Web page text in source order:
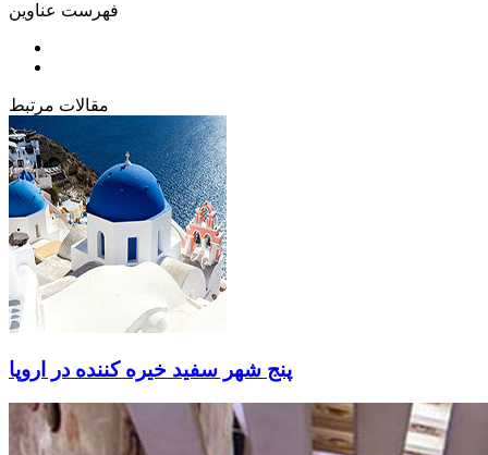
فهرست عناوین
مقالات مرتبط
پنج شهر سفید خیره کننده در اروپا